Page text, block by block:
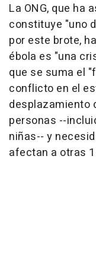
La ONG, que ha
constituye "uno
por este brote,
ébola es "una
que se suma el
conflicto en el
desplazamiento
personas --
niñas-- y
afectan a otras